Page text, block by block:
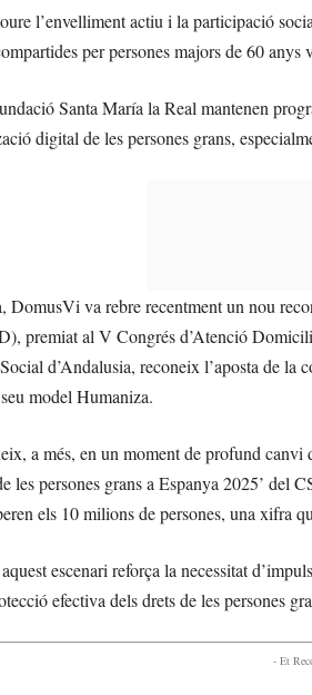
l’envelliment actiu i la participació
per persones majors de 60
Santa María la Real mantenen
digital de les persones grans,
DomusVi va rebre recentment un nou
premiat al V Congrés d’Atenció
d’Andalusia, reconeix l’aposta de
model Humaniza.
a més, en un moment de profund
les persones grans a Espanya 2025’ del
els 10 milions de persones, una xifra
escenari reforça la necessitat
efectiva dels drets de les persones
- Et